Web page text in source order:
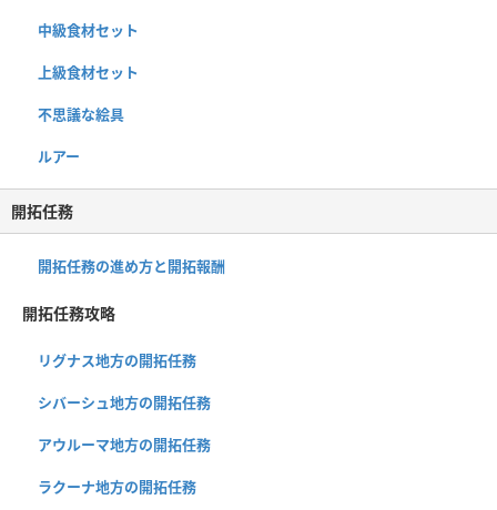
中級食材セット
上級食材セット
不思議な絵具
ルアー
開拓任務
開拓任務の進め方と開拓報酬
開拓任務攻略
リグナス地方の開拓任務
シバーシュ地方の開拓任務
アウルーマ地方の開拓任務
ラクーナ地方の開拓任務